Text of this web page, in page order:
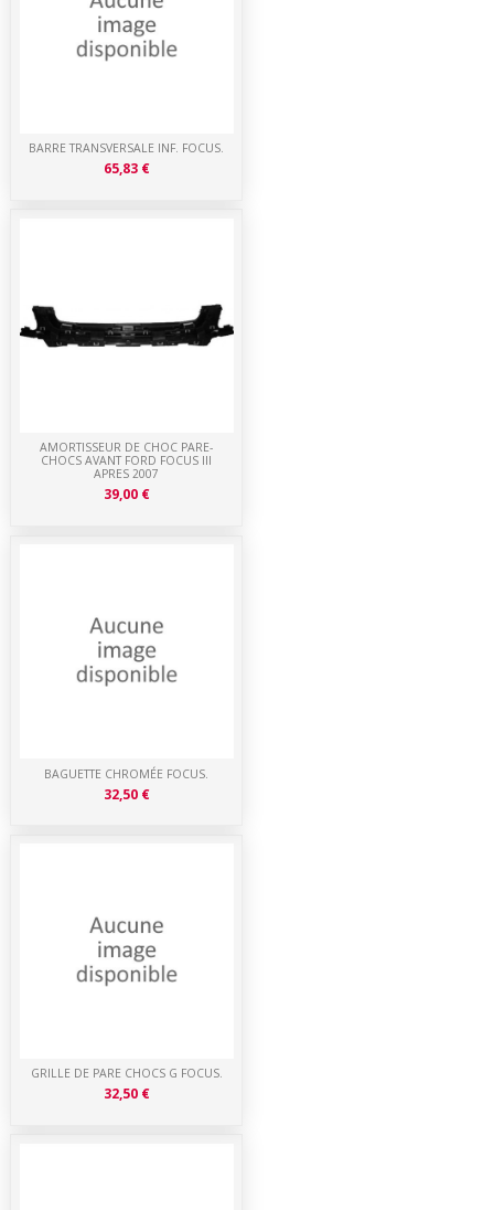
GRILLE DE PARE CHOCS G FOCUS.
32,50 €
BAGUETTE CHROMÉE FOCUS.
32,50 €
AMORTISSEUR DE CHOC PARE-
CHOCS AVANT FORD FOCUS III
APRES 2007
39,00 €
BARRE TRANSVERSALE INF. FOCUS.
65,83 €